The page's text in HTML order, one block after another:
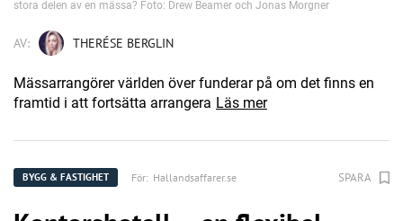
stora delen av en mässa? Foto: Drew Beamer och Jonas Morgner
AV: THERÉSE BERGLIN
Mässarrangörer världen över funderar på om det finns en
framtid i att fortsätta arrangera Läs mer
BYGG & FASTIGHET För: Hallandsaffarer.se SPARA